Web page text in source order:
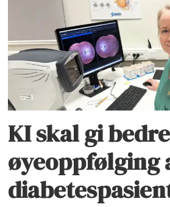
KI skal gi bedre
øyeoppfølging